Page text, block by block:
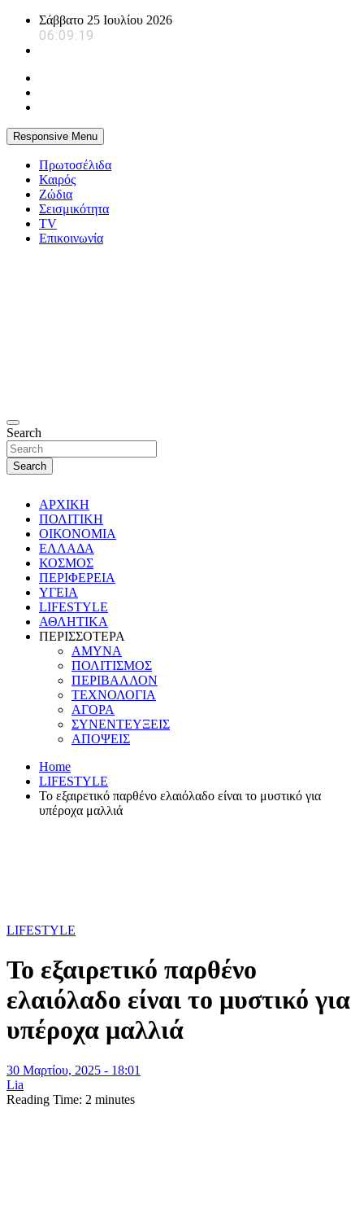
Skip
content
Σάββατο 25 Ιουλίου 2026
06:09:20
Responsive Menu
Πρωτοσέλιδα
Καιρός
Ζώδια
Σεισμικότητα
TV
Επικοινωνία
Search
Search
ΑΡΧΙΚΗ
ΠΟΛΙΤΙΚΗ
ΟΙΚΟΝΟΜΙΑ
ΕΛΛΑΔΑ
ΚΟΣΜΟΣ
ΠΕΡΙΦΕΡΕΙΑ
ΥΓΕΙΑ
LIFESTYLE
ΑΘΛΗΤΙΚΑ
ΠΕΡΙΣΣΟΤΕΡΑ
ΑΜΥΝΑ
ΠΟΛΙΤΙΣΜΟΣ
ΠΕΡΙΒΑΛΛΟΝ
ΤΕΧΝΟΛΟΓΙΑ
ΑΓΟΡΑ
ΣΥΝΕΝΤΕΥΞΕΙΣ
ΑΠΟΨΕΙΣ
Home
LIFESTYLE
Το εξαιρετικό παρθένο ελαιόλαδο είναι το μυστικό για
υπέροχα μαλλιά
LIFESTYLE
Το εξαιρετικό παρθένο
ελαιόλαδο είναι το μυστικό για
υπέροχα μαλλιά
30 Μαρτίου, 2025 - 18:01
Lia
Reading Time: 2 minutes